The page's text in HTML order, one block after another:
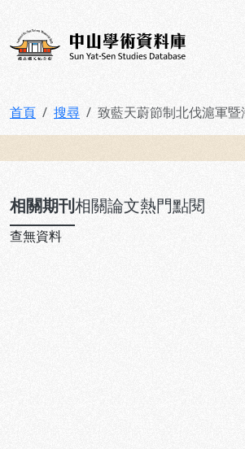
中山學術資料庫
首頁 搜尋 致藍天蔚節制北伐滬軍
相關期刊相關論文熱門點閱
查無資料